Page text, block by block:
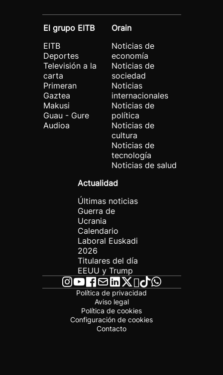
El grupo EITB
EITB
Deportes
Televisión a la
carta
Primeran
Gaztea
Makusi
Guau - Gure
Audioa
Orain
Noticias de
economía
Noticias de
sociedad
Noticias
internacionales
Noticias de
política
Noticias de
cultura
Noticias de
tecnología
Noticias de salud
Actualidad
Últimas noticias
Guerra de
Ucrania
Calendario
Laboral Euskadi
2026
Titulares del día
EEUU y Trump
Política de privacidad
Aviso legal
Política de cookies
Configuración de cookies
Contacto